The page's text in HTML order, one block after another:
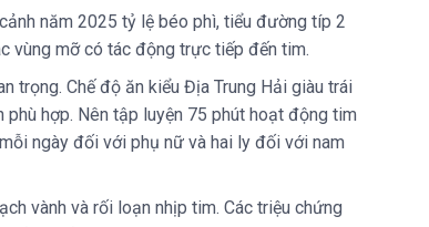
năm 2025 tỷ lệ béo phì, tiểu đường típ 2
vùng mỡ có tác động trực tiếp đến tim.
trọng. Chế độ ăn kiểu Địa Trung Hải giàu trái
hợp. Nên tập luyện 75 phút hoạt động tim
ngày đối với phụ nữ và hai ly đối với nam
vành và rối loạn nhịp tim. Các triệu chứng